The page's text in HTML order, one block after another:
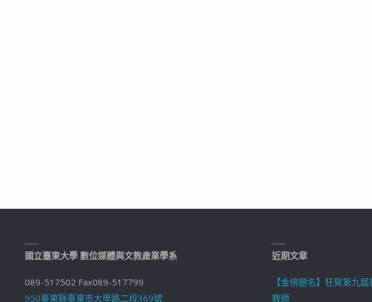
國立臺東大學 數位媒體與文教產業學系
089-517502 Fax089-517799
950臺東縣臺東市大學路二段369號
近期文章
【金榜題名】狂賀第九
教師